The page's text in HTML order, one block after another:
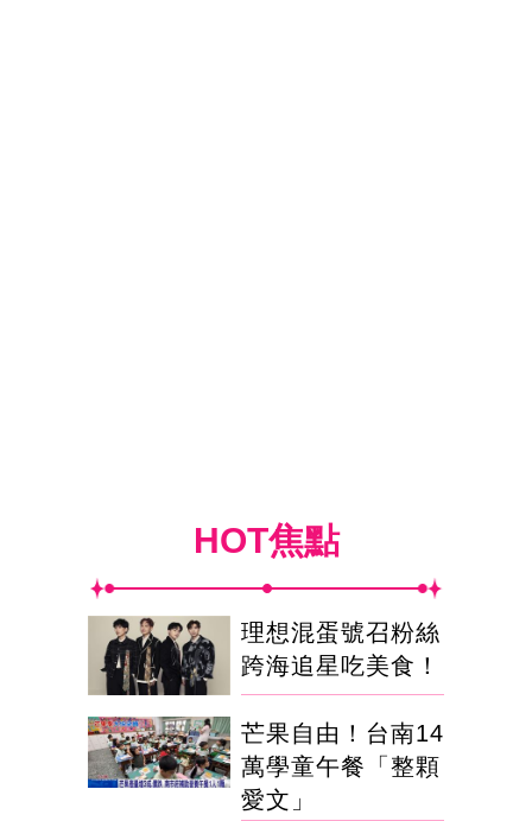
HOT焦點
理想混蛋號召粉絲
跨海追星吃美食！
芒果自由！台南14
萬學童午餐「整顆
愛文」